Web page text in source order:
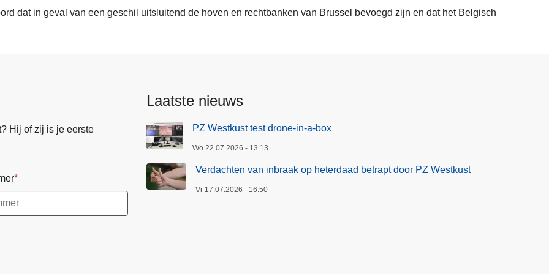
dat in geval van een geschil uitsluitend de hoven en rechtbanken van Brussel bevoegd zijn en dat het Belgisch
Hij of zij is je eerste
Laatste nieuws
PZ Westkust test drone-in-a-box
Wo 22.07.2026 - 13:13
Verdachten van inbraak op heterdaad betrapt door PZ Westkust
Vr 17.07.2026 - 16:50